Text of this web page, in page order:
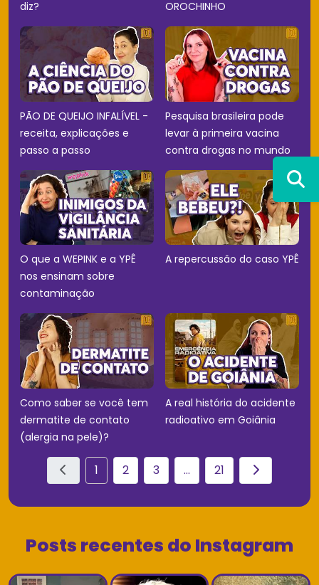
diz? OROCHINHO
PÃO DE QUEIJO INFALÍVEL -
receita, explicações e
passo a passo
Pesquisa brasileira pode
levar à primeira vacina
contra drogas no mundo
O que a WEPINK e a YPÊ
nos ensinam sobre
contaminação
A repercussão do caso YPÊ
Como saber se você tem
dermatite de contato
(alergia na pele)?
A real história do acidente
radioativo em Goiânia
1 2 3 ... 21
Posts recentes do Instagram